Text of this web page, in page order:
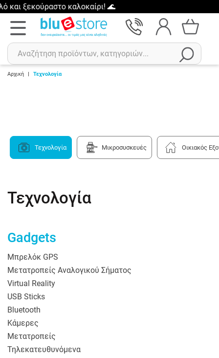
καλοκαίρι! 🌊
Αρχική | Τεχνολογία
Τεχνολογία Μικροσυσκευές Οικιακός
Τεχνολογία
Gadgets
Μπρελόκ GPS
Μετατροπείς Αναλογικού Σήματος
Virtual Reality
USB Sticks
Bluetooth
Κάμερες
Μετατροπείς
Τηλεκατευθυνόμενα